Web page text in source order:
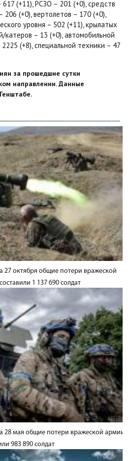
(+11), РСЗО – 201 (+0), средств
(+0), вертолетов – 170 (+0),
уровня – 502 (+11), крылатых
катеров – 13 (+0), автомобильной
(+8), специальной техники – 47
за прошедшие сутки
направлении. Данные
27 октября общие потери вражеской
1 137 690 солдат
28 мая общие потери вражеской армии
983 890 солдат